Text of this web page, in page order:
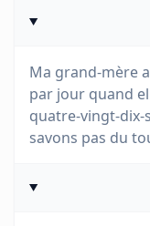
Ma grand-mère
par jour quand
quatre-vingt-dix-
savons pas du